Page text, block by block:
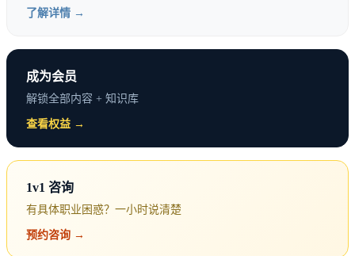
了解详情 →
成为会员
解锁全部内容 + 知识库
查看权益 →
1v1 咨询
有具体职业困惑？一小时说清楚
预约咨询 →